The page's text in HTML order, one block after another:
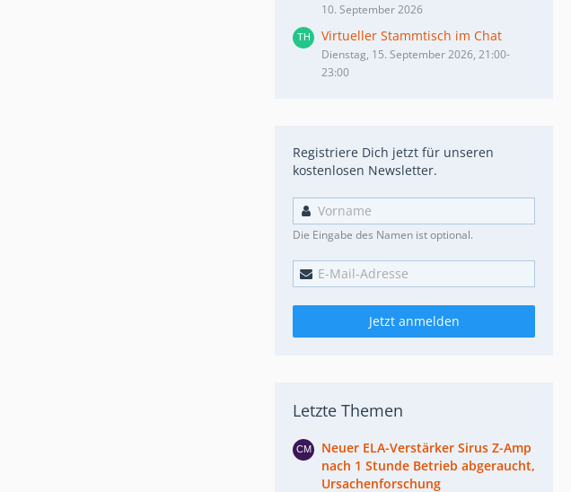
10. September 2026
Virtueller Stammtisch im Chat
Dienstag, 15. September 2026, 21:00-
23:00
Registriere Dich jetzt für unseren
kostenlosen Newsletter.
Die Eingabe des Namen ist optional.
Jetzt anmelden
Letzte Themen
Neuer ELA-Verstärker Sirus Z-Amp
nach 1 Stunde Betrieb abgeraucht,
Ursachenforschung